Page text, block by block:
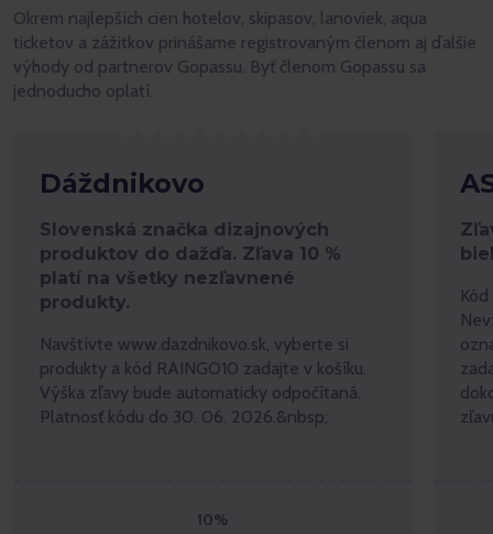
Okrem najlepších cien hotelov, skipasov, lanoviek, aqua
ticketov a zážitkov prinášame registrovaným členom aj ďalšie
výhody od partnerov Gopassu. Byť členom Gopassu sa
jednoducho oplatí.
Dáždnikovo
Slovenská značka dizajnových
produktov do dažďa. Zľava 10 %
platí na všetky nezľavnené
produkty.
Navštívte www.dazdnikovo.sk, vyberte si
produkty a kód RAINGO10 zadajte v košíku.
Výška zľavy bude automaticky odpočítaná.
Platnosť kódu do 30. 06. 2026.&nbsp;
10%